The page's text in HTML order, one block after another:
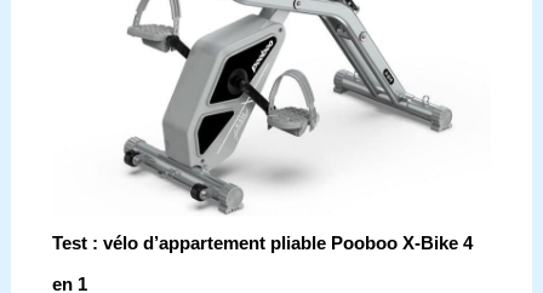
Test : vélo d’appartement pliable Pooboo X-Bike 4
en 1